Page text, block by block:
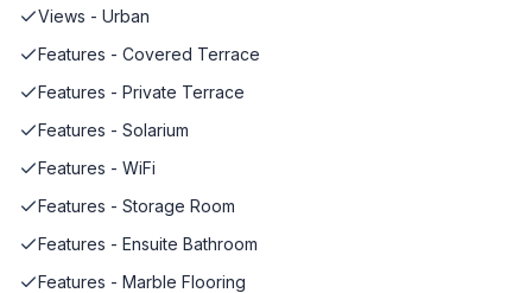
Views - Urban
Features - Covered Terrace
Features - Private Terrace
Features - Solarium
Features - WiFi
Features - Storage Room
Features - Ensuite Bathroom
Features - Marble Flooring